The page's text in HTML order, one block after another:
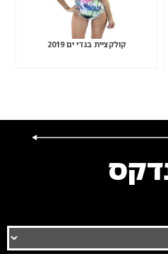
קולקציית בגדי ים 2019